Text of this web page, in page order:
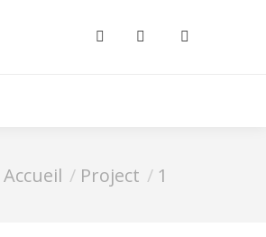
Vous êtes ici :
Accueil Project 1